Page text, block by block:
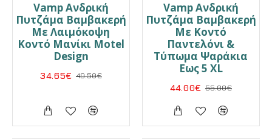
Vamp Ανδρική
Πυτζάμα Βαμβακερή
Με Λαιμόκοψη
Κοντό Μανίκι Motel
Design
34.65€ 49.50€
Vamp Ανδρική
Πυτζάμα Βαμβακερή
Με Κοντό
Παντελόνι &
Τύπωμα Ψαράκια
Εως 5 XL
44.00€ 55.00€